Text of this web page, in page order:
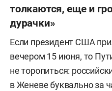
толкаются, еще и
дурачки»
Если президент США
вечером 15 июня, то
не торопиться:
в Женеве буквально за